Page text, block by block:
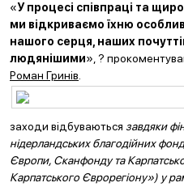
«У процесі співпраці та
ми відкриваємо їхню
нашого серця, наших
людянішими», ?
Роман Гринів
заходи відбуваються завдяки
нідерландських благодійних
Європи, Сканфонду та
Карпатського Єврорегіону») у